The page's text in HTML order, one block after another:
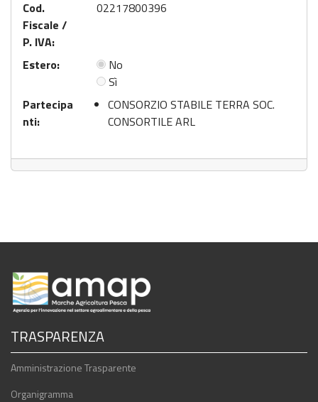
Cod.
Fiscale /
P. IVA:
02217800396
Estero:
No
Sì
Partecipa
nti:
CONSORZIO STABILE TERRA SOC.
CONSORTILE ARL
TRASPARENZA
Amministrazione Trasparente
Organigramma